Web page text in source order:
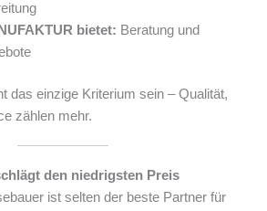
bietet: Beratung und
das einzige Kriterium sein – Qualität,
zählen mehr.
den niedrigsten Preis
ist selten der beste Partner für